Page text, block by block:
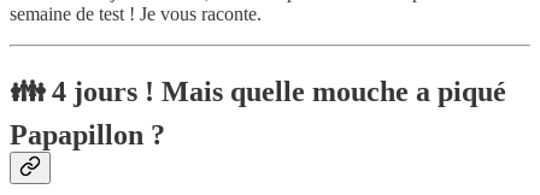
semaine de test ! Je vous raconte.
👪 4 jours ! Mais quelle mouche a piqué
Papapillon ?